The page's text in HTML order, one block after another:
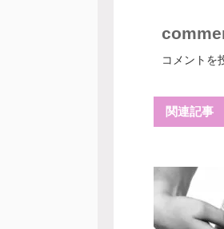
コメントを
関連記事